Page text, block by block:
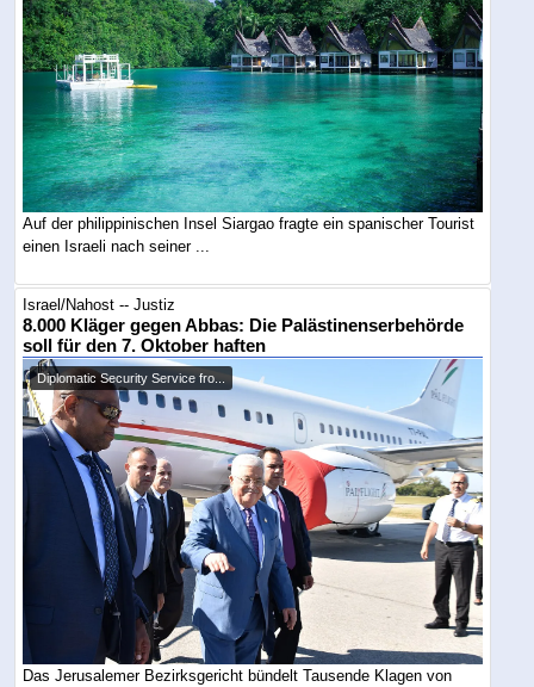
Auf der philippinischen Insel Siargao fragte ein spanischer Tourist
einen Israeli nach seiner ...
Israel/Nahost -- Justiz
8.000 Kläger gegen Abbas: Die Palästinenserbehörde
soll für den 7. Oktober haften
Diplomatic Security Service fro...
Das Jerusalemer Bezirksgericht bündelt Tausende Klagen von